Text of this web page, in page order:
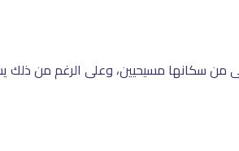
من سكانها مسيحيين، وعلى الرغم من